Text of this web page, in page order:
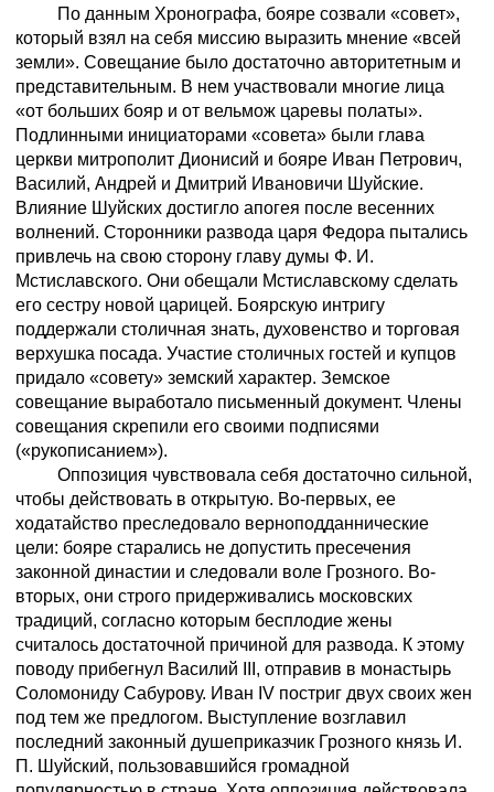
По данным Хронографа, бояре созвали «совет»,
который взял на себя миссию выразить мнение «всей
земли». Совещание было достаточно авторитетным и
представительным. В нем участвовали многие лица
«от больших бояр и от вельмож царевы полаты».
Подлинными инициаторами «совета» были глава
церкви митрополит Дионисий и бояре Иван Петрович,
Василий, Андрей и Дмитрий Ивановичи Шуйские.
Влияние Шуйских достигло апогея после весенних
волнений. Сторонники развода царя Федора пытались
привлечь на свою сторону главу думы Ф. И.
Мстиславского. Они обещали Мстиславскому сделать
его сестру новой царицей. Боярскую интригу
поддержали столичная знать, духовенство и торговая
верхушка посада. Участие столичных гостей и купцов
придало «совету» земский характер. Земское
совещание выработало письменный документ. Члены
совещания скрепили его своими подписями
(«рукописанием»).
Оппозиция чувствовала себя достаточно сильной,
чтобы действовать в открытую. Во-первых, ее
ходатайство преследовало верноподданнические
цели: бояре старались не допустить пресечения
законной династии и следовали воле Грозного. Во-
вторых, они строго придерживались московских
традиций, согласно которым бесплодие жены
считалось достаточной причиной для развода. К этому
поводу прибегнул Василий III, отправив в монастырь
Соломониду Сабурову. Иван IV постриг двух своих жен
под тем же предлогом. Выступление возглавил
последний законный душеприказчик Грозного князь И.
П. Шуйский, пользовавшийся громадной